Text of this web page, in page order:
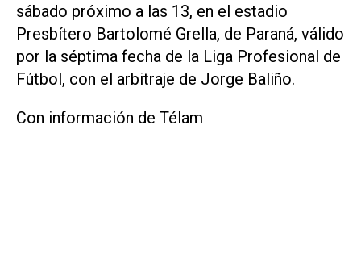
sábado próximo a las 13, en el estadio
Presbítero Bartolomé Grella, de Paraná, válido
por la séptima fecha de la Liga Profesional de
Fútbol, con el arbitraje de Jorge Baliño.
Con información de Télam